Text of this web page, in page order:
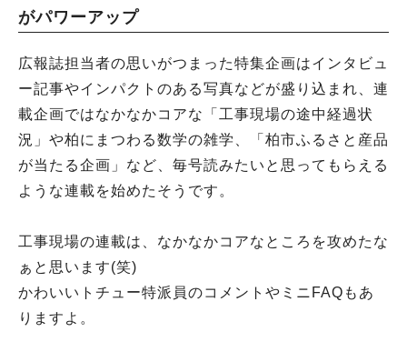
がパワーアップ
広報誌担当者の思いがつまった特集企画はインタビュ
ー記事やインパクトのある写真などが盛り込まれ、連
載企画ではなかなかコアな「工事現場の途中経過状
況」や柏にまつわる数学の雑学、「柏市ふるさと産品
が当たる企画」など、毎号読みたいと思ってもらえる
ような連載を始めたそうです。
工事現場の連載は、なかなかコアなところを攻めたな
ぁと思います(笑)
かわいいトチュー特派員のコメントやミニFAQもあ
りますよ。